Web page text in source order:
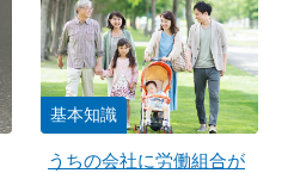
基本知識
うちの会社に労働組合が